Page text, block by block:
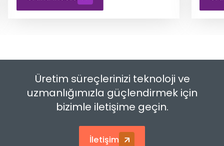
Üretim süreçlerinizi teknoloji ve
uzmanlığımızla güçlendirmek için
bizimle iletişime geçin.
İletişim